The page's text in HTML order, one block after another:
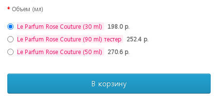
Объем (мл)
Le Parfum Rose Couture (30 ml)
198.0 р.
Le Parfum Rose Couture (90 ml) тестер
252.4 р.
Le Parfum Rose Couture (50 ml)
270.6 р.
В корзину